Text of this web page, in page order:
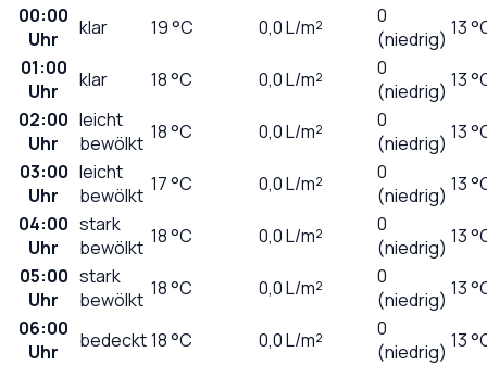
00:00
Uhr
klar 19°C 0,0L/m²
0
(niedrig) 13
01:00
Uhr
klar 18°C 0,0L/m²
0
(niedrig) 13
02:00
Uhr
leicht
bewölkt 18°C 0,0L/m²
0
(niedrig) 13
03:00
Uhr
leicht
bewölkt 17°C 0,0L/m²
0
(niedrig) 13
04:00
Uhr
stark
bewölkt 18°C 0,0L/m²
0
(niedrig) 13
05:00
Uhr
stark
bewölkt 18°C 0,0L/m²
0
(niedrig) 13
06:00
Uhr
bedeckt18°C 0,0L/m²
0
(niedrig) 13